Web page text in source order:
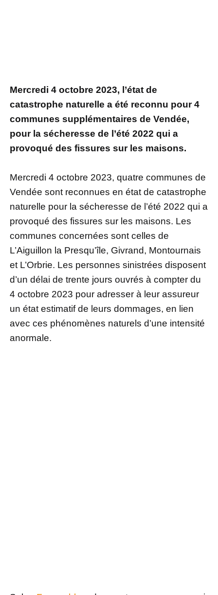
Mercredi 4 octobre 2023, l’état de
catastrophe naturelle a été reconnu pour 4
communes supplémentaires de Vendée,
pour la sécheresse de l’été 2022 qui a
provoqué des fissures sur les maisons.
Mercredi 4 octobre 2023, quatre communes de
Vendée sont reconnues en état de catastrophe
naturelle pour la sécheresse de l’été 2022 qui a
provoqué des fissures sur les maisons. Les
communes concernées sont celles de
L’Aiguillon la Presqu’île, Givrand, Montournais
et L’Orbrie. Les personnes sinistrées disposent
d’un délai de trente jours ouvrés à compter du
4 octobre 2023 pour adresser à leur assureur
un état estimatif de leurs dommages, en lien
avec ces phénomènes naturels d’une intensité
anormale.